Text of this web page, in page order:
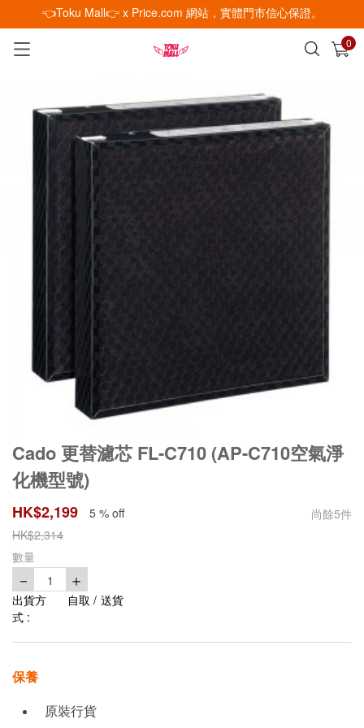
👈Toku Mall👉 x Price.com 網站，實體門市信心保證。
0
已加入購物車 查看
Cado 更替濾芯 FL-C710 (AP-C710空氣淨
化機型號)
HK$2,199 5 % off 尚餘5件
HK$2,314
數量
－ 1 ＋
出貨方
式 :
自取 / 送貨
保養
原裝行貨